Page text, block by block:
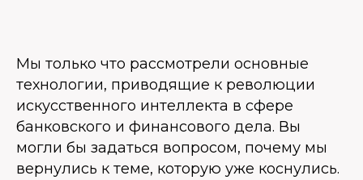
Мы только что рассмотрели основные
технологии, приводящие к революции
искусственного интеллекта в сфере
банковского и финансового дела. Вы
могли бы задаться вопросом, почему мы
вернулись к теме, которую уже коснулись.